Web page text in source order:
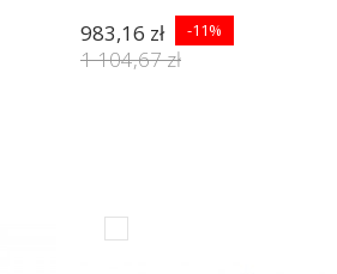
983,16 zł -11%
1 104,67 zł